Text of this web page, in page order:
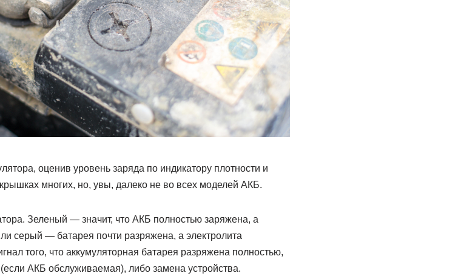
оценив уровень заряда по индикатору плотности и
многих, но, увы, далеко не во всех моделей АКБ.
Зеленый — значит, что АКБ полностью заряжена, а
серый — батарея почти разряжена, а электролита
того, что аккумуляторная батарея разряжена полностью,
АКБ обслуживаемая), либо замена устройства.